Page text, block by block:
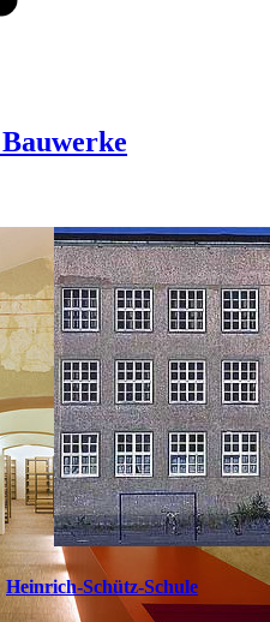
Heinrich-Schütz-Schule